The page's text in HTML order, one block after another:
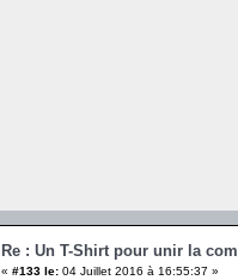
Re : Un T-Shirt pour unir la
« #133 le: 04 Juillet 2016 à 16:55:37 »